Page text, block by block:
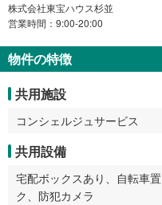
株式会社東宝ハウス杉並
営業時間：9:00-20:00
物件の特徴
共用施設
コンシェルジュサービス
共用設備
宅配ボックスあり、自転車
ク、防犯カメラ